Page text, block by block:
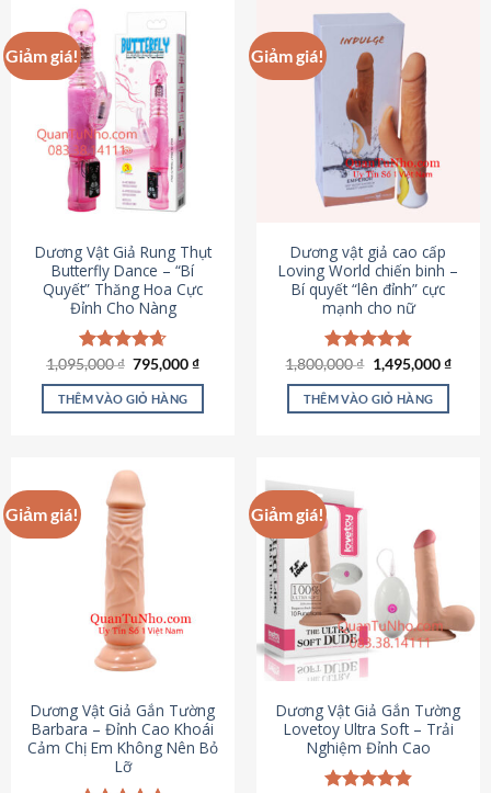
Giảm giá!
Dương Vật Giả Rung Thụt
Butterfly Dance – “Bí
Quyết” Thăng Hoa Cực
Đỉnh Cho Nàng
Được xếp
hạng4.65
5 sao
1,095,000₫ Giá
là:
1,095,000 ₫.
795,000₫Giá
tại
THÊM VÀO GIỎ HÀNG
Giảm giá!
Dương vật giả cao cấp
Loving World chiến binh –
Bí quyết “lên đỉnh” cực
mạnh cho nữ
Được xếp
hạng4.89
5 sao
1,800,000₫ Giá
gốc
là:
1,800,000 ₫.
1,495,000₫Giá
THÊM VÀO GIỎ HÀNG
Giảm giá!
Dương Vật Giả Gắn Tường
Barbara – Đỉnh Cao Khoái
Cảm Chị Em Không Nên Bỏ
Lỡ
Giảm giá!
Dương Vật Giả Gắn Tường
Lovetoy Ultra Soft – Trải
Nghiệm Đỉnh Cao